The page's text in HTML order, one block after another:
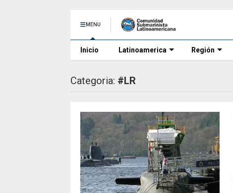
MENU
Inicio Latinoamerica Región
Categoria: #LR